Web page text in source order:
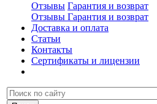
Отзывы Гарантия и возврат
Отзывы Гарантия и возврат
Доставка и оплата
Статьи
Контакты
Сертификаты и лицензии